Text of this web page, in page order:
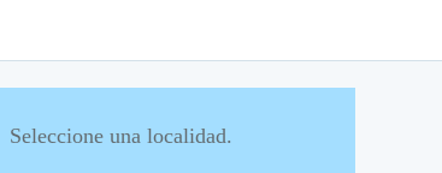
Seleccione una localidad.